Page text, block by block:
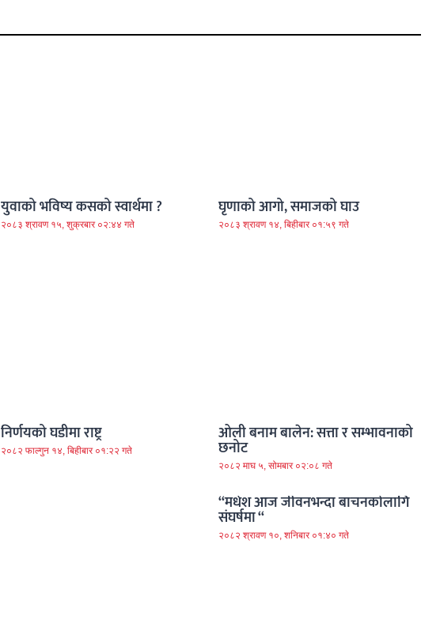
युवाको भविष्य कसको स्वार्थमा ?
२०८३ श्रावण १५, शुक्रबार ०२:४४ गते
घृणाको आगो, समाजको घाउ
२०८३ श्रावण १४, बिहीबार ०१:५९ गते
निर्णयको घडीमा राष्ट्र
२०८२ फाल्गुन १४, बिहीबार ०१:२२ गते
ओली बनाम बालेन: सत्ता र सम्भावनाको
छनोट
२०८२ माघ ५, सोमबार ०२:०८ गते
“मधेश आज जीवनभन्दा बाचनकोलागि
संघर्षमा “
२०८२ श्रावण १०, शनिबार ०१:४० गते